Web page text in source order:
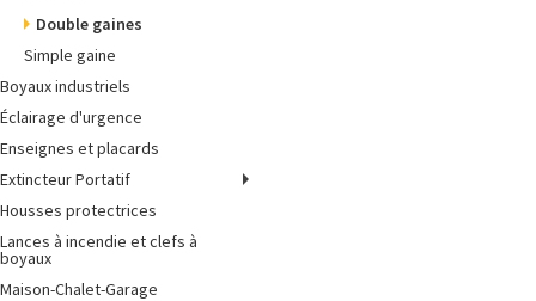
Double gaines
Simple gaine
Boyaux industriels
Éclairage d'urgence
Enseignes et placards
Extincteur Portatif
Housses protectrices
Lances à incendie et clefs à
boyaux
Maison-Chalet-Garage